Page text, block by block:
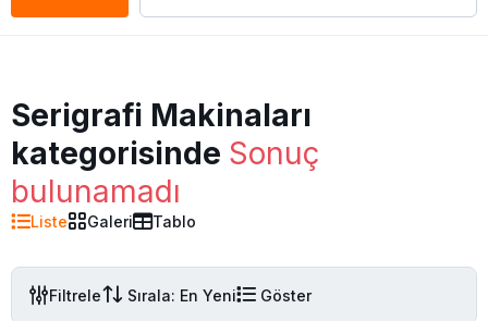
Serigrafi Makinaları
kategorisinde Sonuç
bulunamadı
Liste Galeri Tablo
Filtrele Sırala: En Yeni Göster